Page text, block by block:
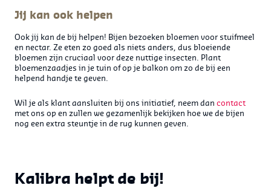
Jij kan ook helpen
Ook jij kan de bij helpen! Bijen bezoeken bloemen voor stuifmeel
en nectar. Ze eten zo goed als niets anders, dus bloeiende
bloemen zijn cruciaal voor deze nuttige insecten. Plant
bloemenzaadjes in je tuin of op je balkon om zo de bij een
helpend handje te geven.
Wil je als klant aansluiten bij ons initiatief, neem dan contact
met ons op en zullen we gezamenlijk bekijken hoe we de bijen
nog een extra steuntje in de rug kunnen geven.
Kalibra helpt de bij!